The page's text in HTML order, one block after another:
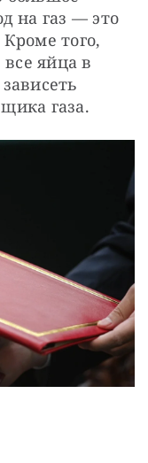
на газ — это
того,
яйца в
газа.